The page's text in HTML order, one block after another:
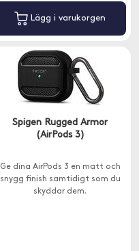
Lägg i varukorgen
Spigen Rugged Armor
(AirPods 3)
Ge dina AirPods 3 en matt och
snygg finish samtidigt som du
skyddar dem.